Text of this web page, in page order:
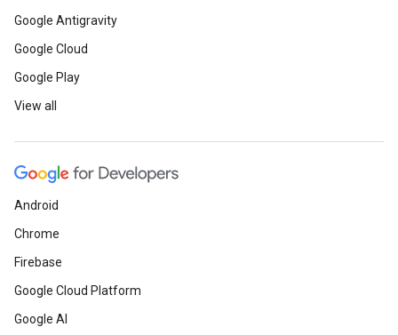
Google Antigravity
Google Cloud
Google Play
View all
Android
Chrome
Firebase
Google Cloud Platform
Google AI